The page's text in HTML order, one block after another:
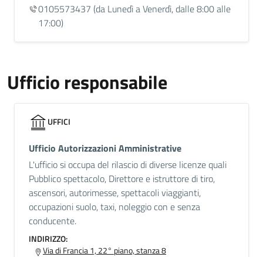
0105573437 (da Lunedì a Venerdì, dalle 8:00 alle
17:00)
Ufficio responsabile
UFFICI
Ufficio Autorizzazioni Amministrative
L'ufficio si occupa del rilascio di diverse licenze quali
Pubblico spettacolo, Direttore e istruttore di tiro,
ascensori, autorimesse, spettacoli viaggianti,
occupazioni suolo, taxi, noleggio con e senza
conducente.
INDIRIZZO:
Via di Francia 1, 22° piano, stanza 8